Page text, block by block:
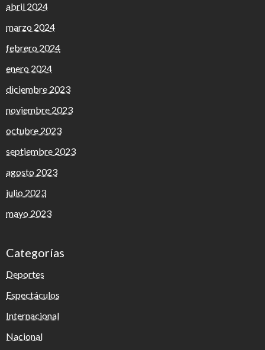
abril 2024
marzo 2024
febrero 2024
enero 2024
diciembre 2023
noviembre 2023
octubre 2023
septiembre 2023
agosto 2023
julio 2023
mayo 2023
Categorías
Deportes
Espectáculos
Internacional
Nacional